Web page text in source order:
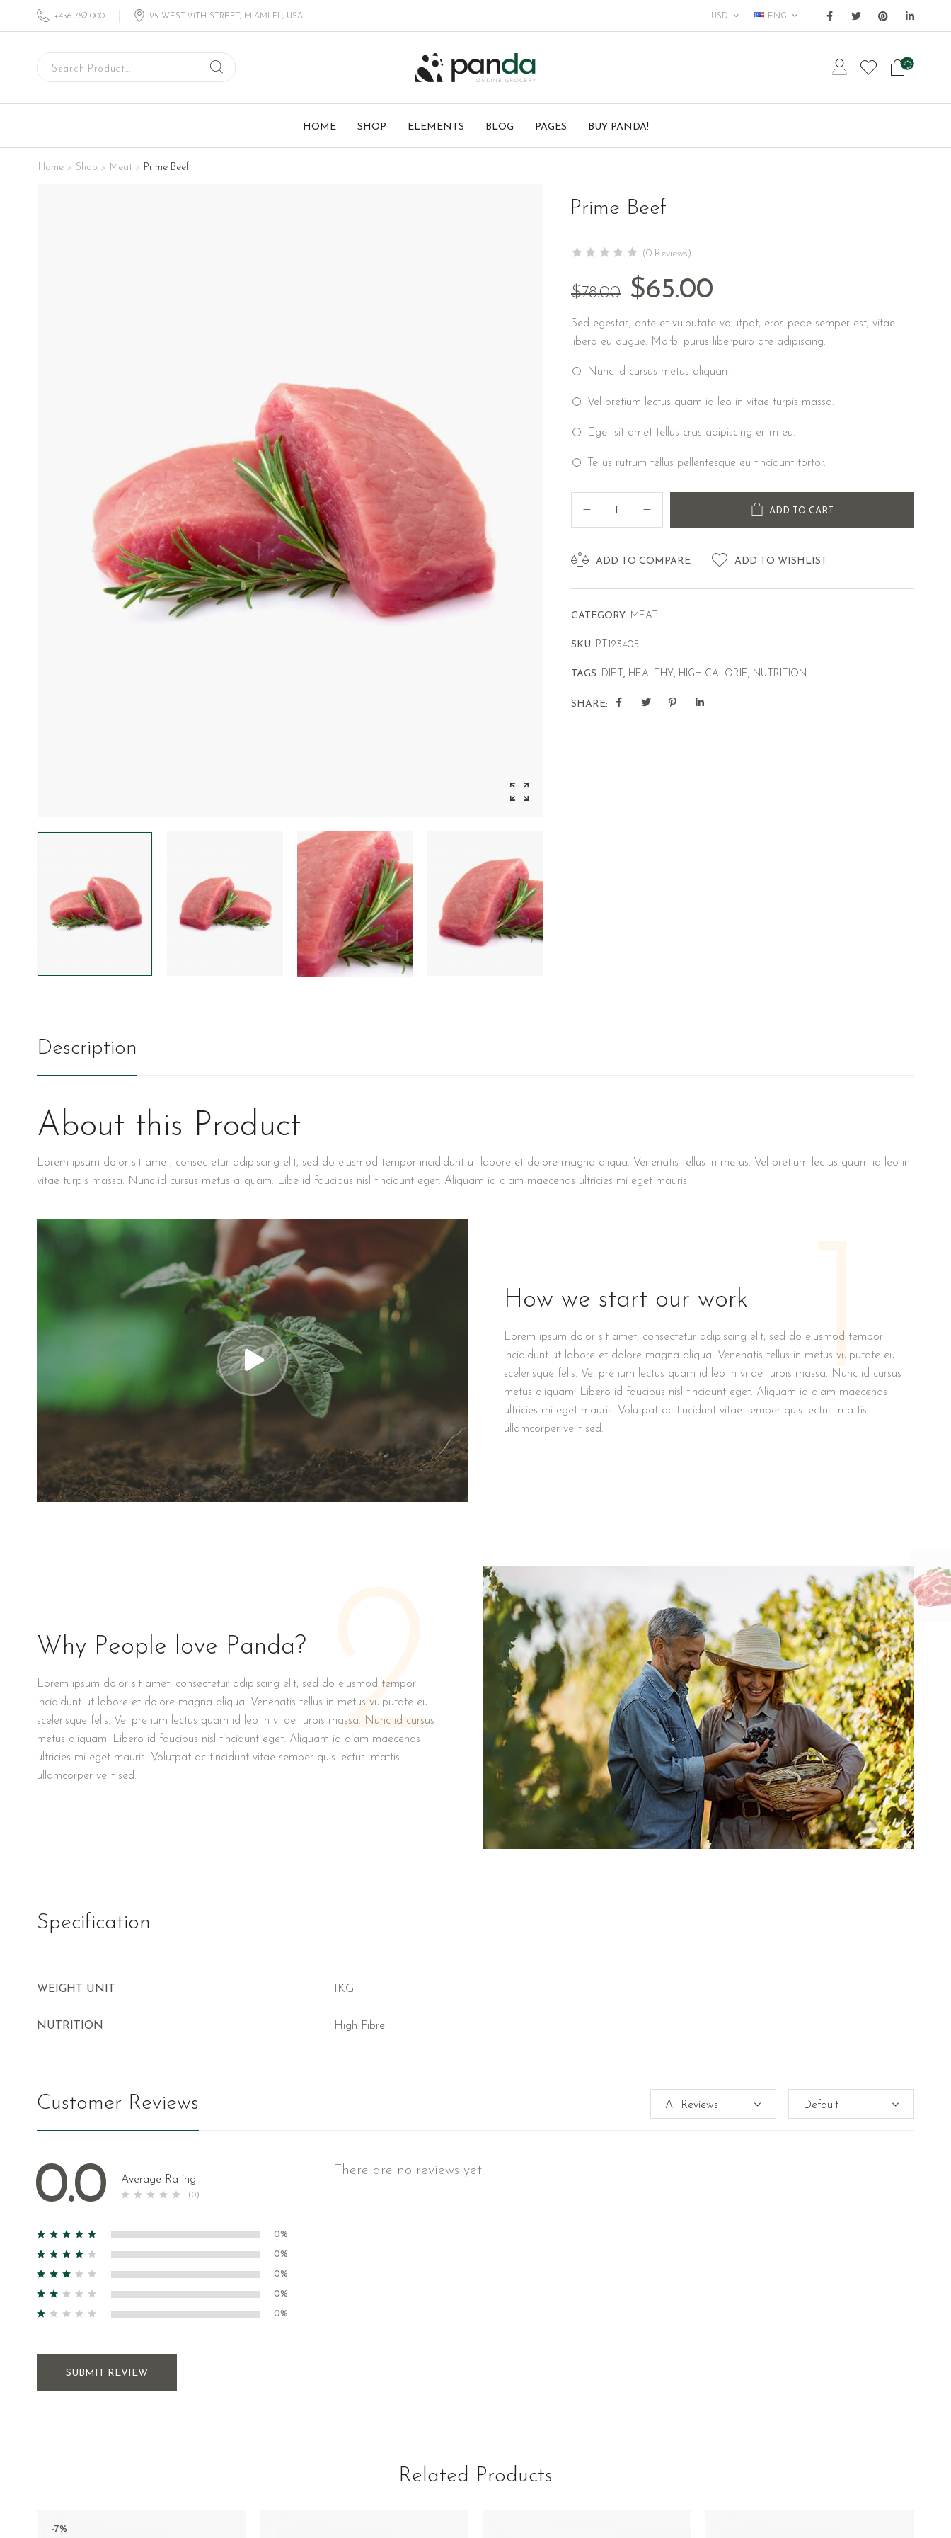
+456 789 000 25 WEST 21TH STREET, MIAMI FL, USA USD ENG
HOME SHOP ELEMENTS BLOG PAGES BUY PANDA!
Home > Shop > Meat > Prime Beef
Prime Beef
(0 Reviews)
$78.00 $65.00
Sed egestas, ante et vulputate volutpat, eros pede semper est, vitae
libero eu augue. Morbi purus liberpuro ate adipiscing.
Nunc id cursus metus aliquam.
Vel pretium lectus quam id leo in vitae turpis massa.
Eget sit amet tellus cras adipiscing enim eu.
Tellus rutrum tellus pellentesque eu tincidunt tortor.
ADD TO CART
ADD TO COMPARE ADD TO WISHLIST
CATEGORY: MEAT
SKU: PT123405
TAGS: DIET , HEALTHY, HIGH CALORIE, NUTRITION
SHARE:
Description
About this Product
Lorem ipsum dolor sit amet, consectetur adipiscing elit, sed do eiusmod tempor incididunt ut labore et dolore magna aliqua. Venenatis tellus in metus. Vel pretium lectus quam id leo in
vitae turpis massa. Nunc id cursus metus aliquam. Libe id faucibus nisl tincidunt eget. Aliquam id diam maecenas ultricies mi eget mauris.
1
How we start our work
Lorem ipsum dolor sit amet, consectetur adipiscing elit, sed do eiusmod tempor
incididunt ut labore et dolore magna aliqua. Venenatis tellus in metus vulputate eu
scelerisque felis. Vel pretium lectus quam id leo in vitae turpis massa. Nunc id cursus
metus aliquam. Libero id faucibus nisl tincidunt eget. Aliquam id diam maecenas
ultricies mi eget mauris. Volutpat ac tincidunt vitae semper quis lectus. mattis
ullamcorper velit sed.
2
Why People love Panda?
Lorem ipsum dolor sit amet, consectetur adipiscing elit, sed do eiusmod tempor
incididunt ut labore et dolore magna aliqua. Venenatis tellus in metus vulputate eu
scelerisque felis. Vel pretium lectus quam id leo in vitae turpis massa. Nunc id cursus
metus aliquam. Libero id faucibus nisl tincidunt eget. Aliquam id diam maecenas
ultricies mi eget mauris. Volutpat ac tincidunt vitae semper quis lectus. mattis
ullamcorper velit sed.
Specification
WEIGHT UNIT 1KG
NUTRITION High Fibre
Customer Reviews
0.0 Average Rating
(0)
0%
0%
0%
0%
0%
SUBMIT REVIEW
There are no reviews yet.
Related Products
-7%